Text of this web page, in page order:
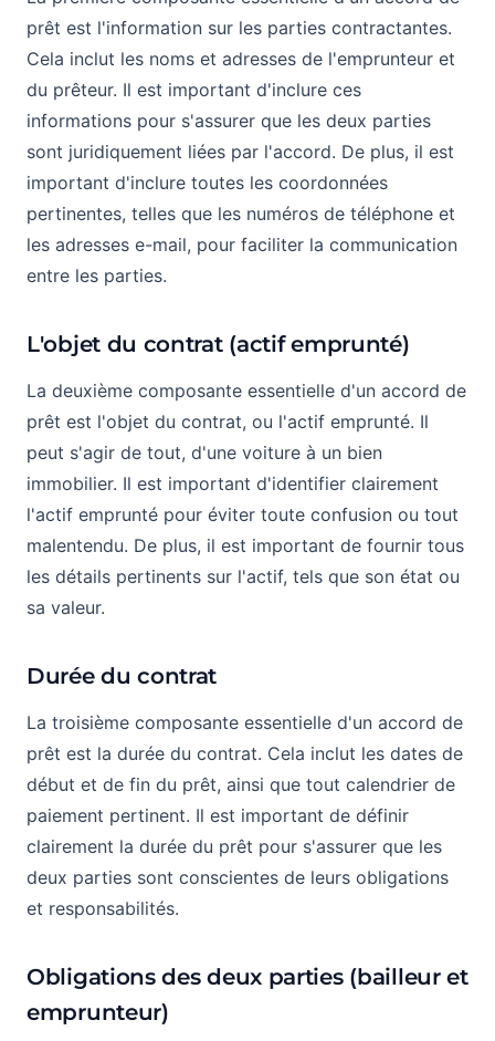
prêt est l'information sur les parties contractantes.
Cela inclut les noms et adresses de l'emprunteur et
du prêteur. Il est important d'inclure ces
informations pour s'assurer que les deux parties
sont juridiquement liées par l'accord. De plus, il est
important d'inclure toutes les coordonnées
pertinentes, telles que les numéros de téléphone et
les adresses e-mail, pour faciliter la communication
entre les parties.
L'objet du contrat (actif emprunté)
La deuxième composante essentielle d'un accord de
prêt est l'objet du contrat, ou l'actif emprunté. Il
peut s'agir de tout, d'une voiture à un bien
immobilier. Il est important d'identifier clairement
l'actif emprunté pour éviter toute confusion ou tout
malentendu. De plus, il est important de fournir tous
les détails pertinents sur l'actif, tels que son état ou
sa valeur.
Durée du contrat
La troisième composante essentielle d'un accord de
prêt est la durée du contrat. Cela inclut les dates de
début et de fin du prêt, ainsi que tout calendrier de
paiement pertinent. Il est important de définir
clairement la durée du prêt pour s'assurer que les
deux parties sont conscientes de leurs obligations
et responsabilités.
Obligations des deux parties (bailleur et
emprunteur)